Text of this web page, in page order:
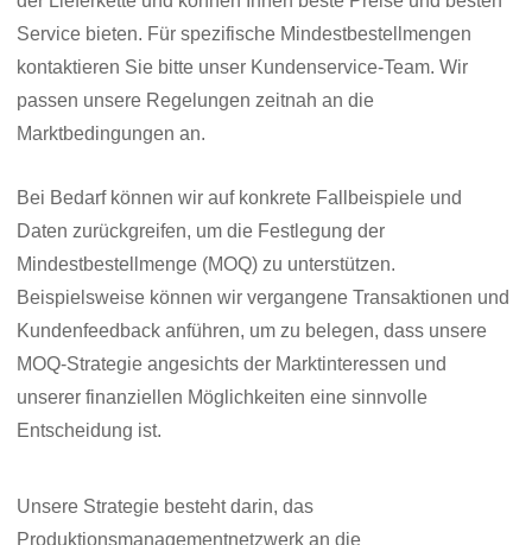
Service bieten. Für spezifische Mindestbestellmengen
kontaktieren Sie bitte unser Kundenservice-Team. Wir
passen unsere Regelungen zeitnah an die
Marktbedingungen an.
Bei Bedarf können wir auf konkrete Fallbeispiele und
Daten zurückgreifen, um die Festlegung der
Mindestbestellmenge (MOQ) zu unterstützen.
Beispielsweise können wir vergangene Transaktionen und
Kundenfeedback anführen, um zu belegen, dass unsere
MOQ-Strategie angesichts der Marktinteressen und
unserer finanziellen Möglichkeiten eine sinnvolle
Entscheidung ist.
Unsere Strategie besteht darin, das
Produktionsmanagementnetzwerk an die